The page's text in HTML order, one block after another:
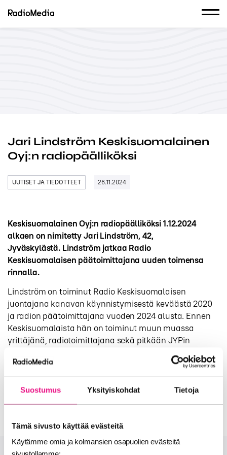
Suostumus Yksityiskohdat Tietoja
Tämä sivusto käyttää evästeitä
Käytämme omia ja kolmansien osapuolien evästeitä
Jari Lindström Keskisuomalainen
Oyj:n radiopäälliköksi
UUTISET JA TIEDOTTEET 26.11.2024
Keskisuomalainen Oyj:n radiopäälliköksi 1.12.2024
alkaen on nimitetty Jari Lindström, 42,
Jyväskylästä. Lindström jatkaa Radio
Keskisuomalaisen päätoimittajana uuden toimensa
rinnalla.
Lindström on toiminut Radio Keskisuomalaisen
juontajana kanavan käynnistymisestä keväästä 2020
ja radion päätoimittajana vuoden 2024 alusta. Ennen
Keskisuomalaista hän on toiminut muun muassa
yrittäjänä, radiotoimittajana sekä pitkään JYPin
Konsernin radiopäällikön tehtävänä on kehittää ja
ohjelmasisältöjä ja lähetystoimintaa.